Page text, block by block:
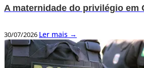
A maternidade do privilégio em
30/07/2026 Ler mais →